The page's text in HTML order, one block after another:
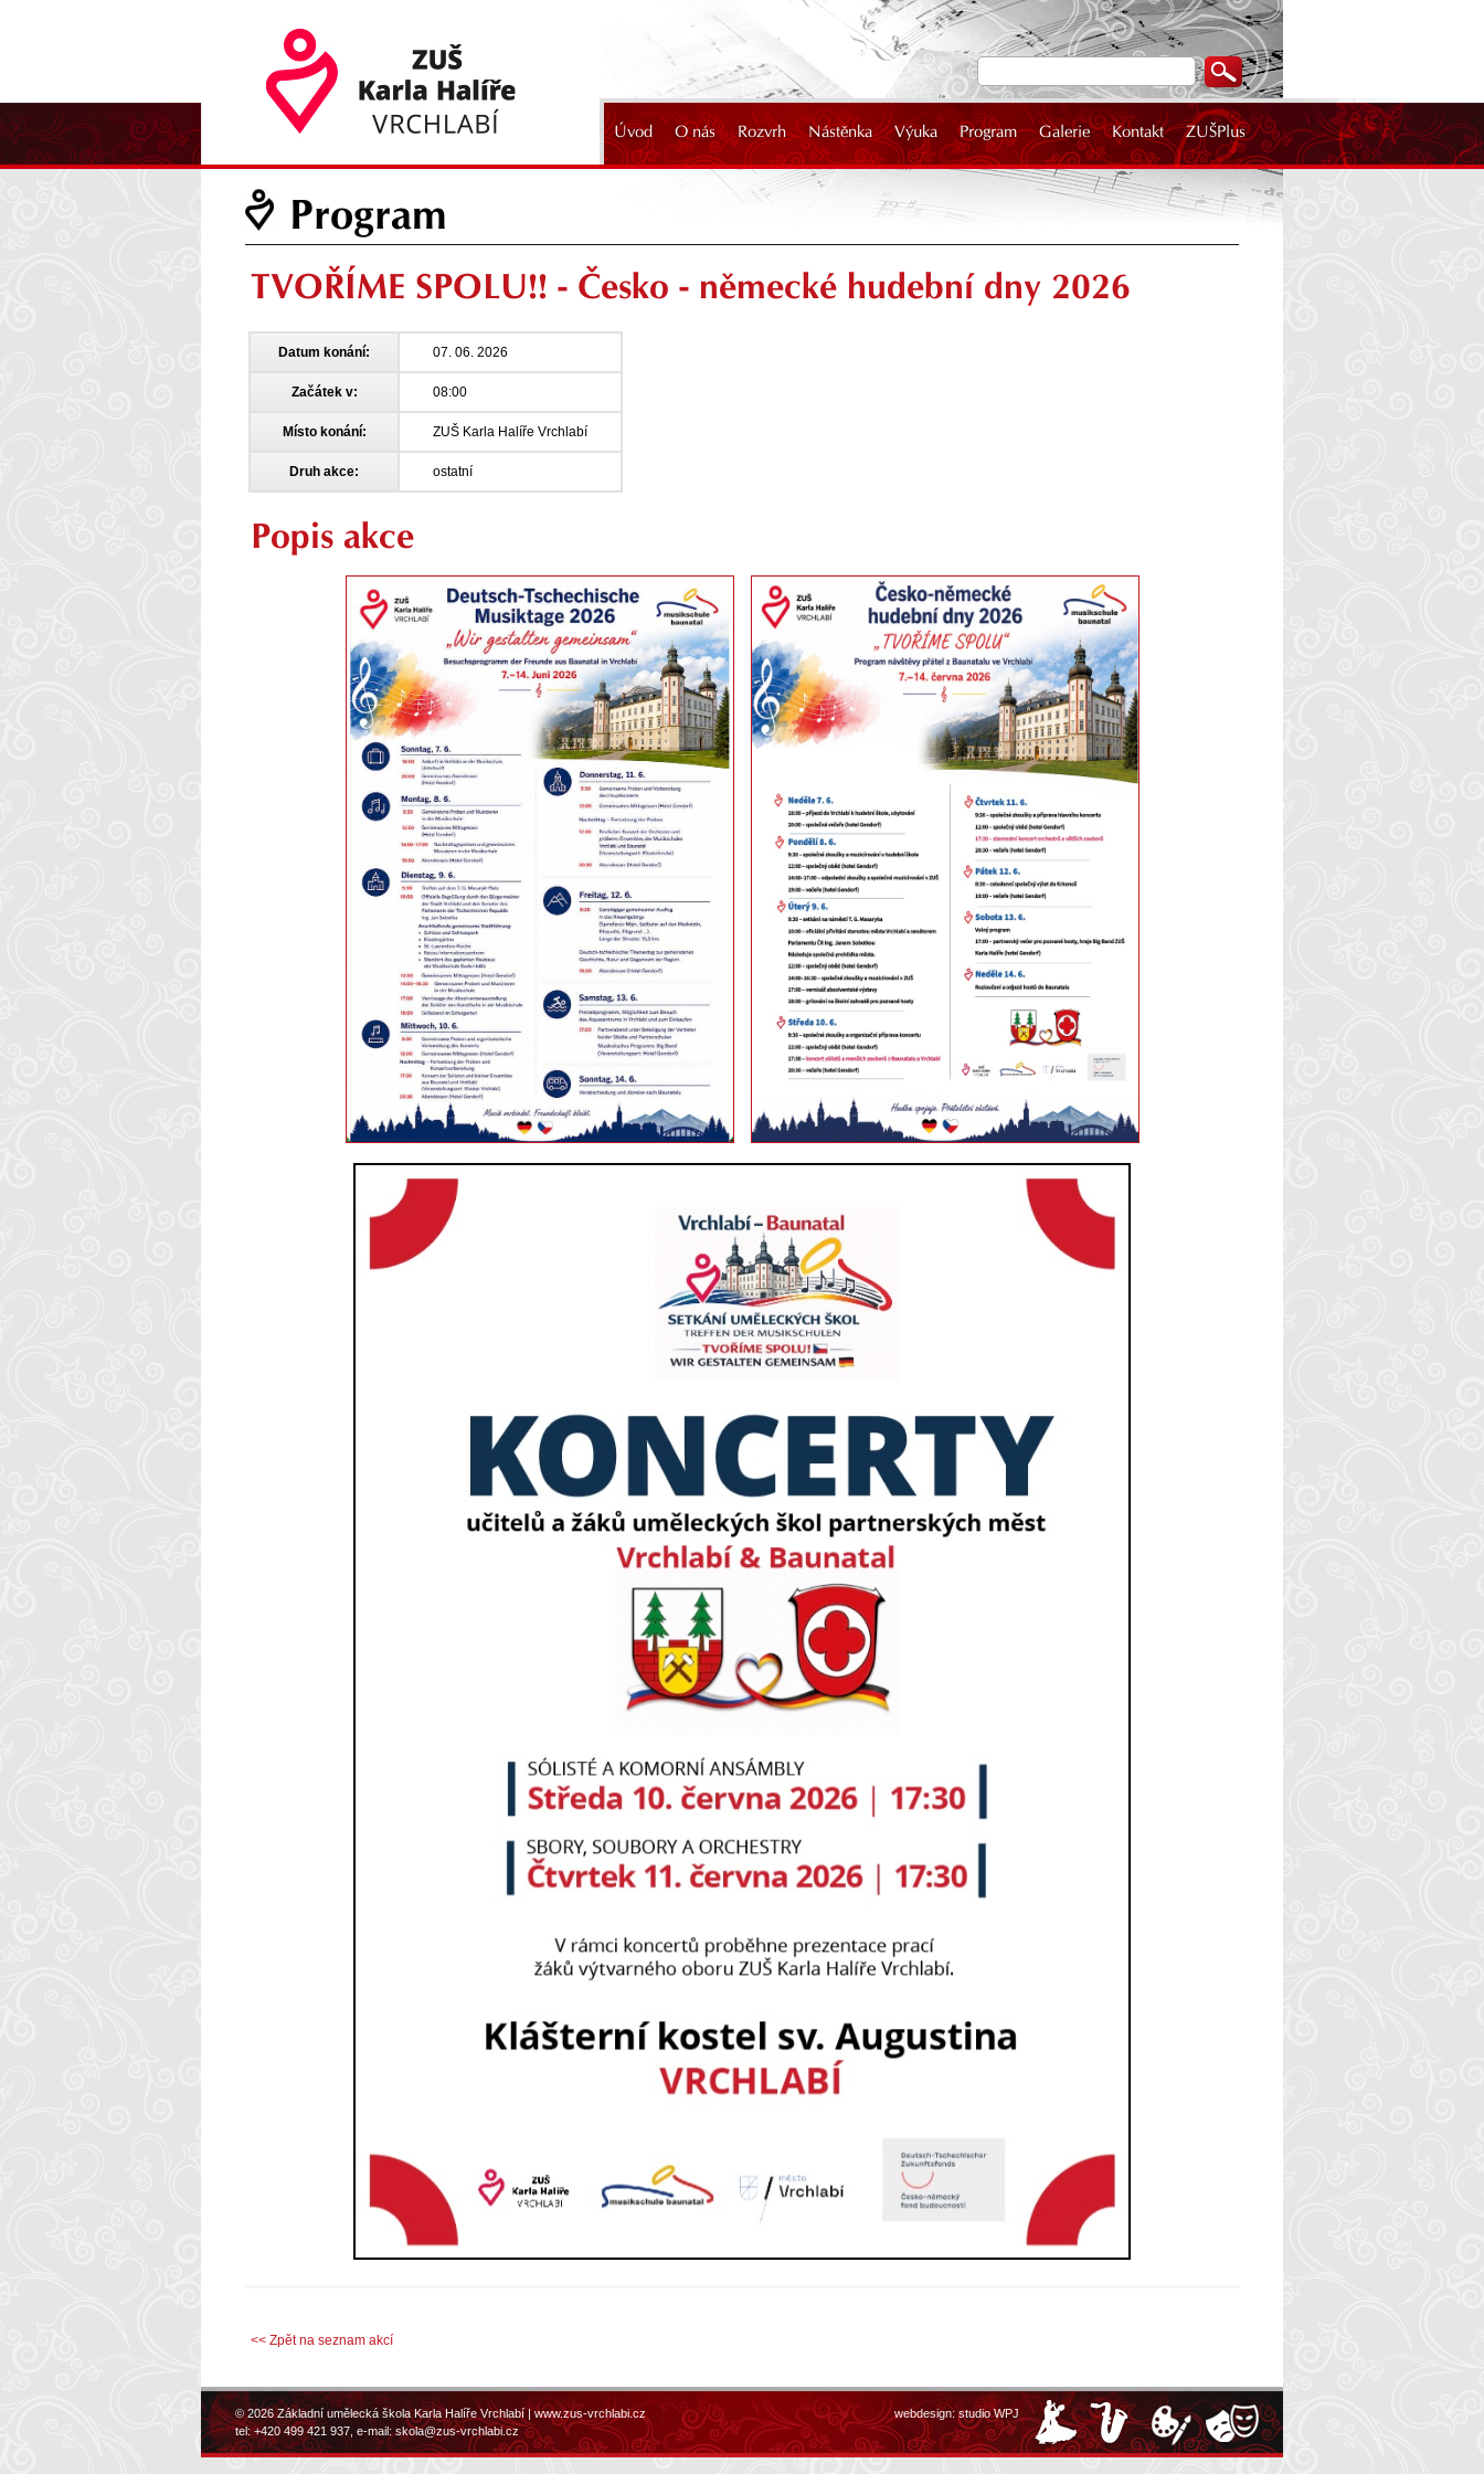
Úvod O nás Rozvrh Nástěnka Výuka Program Galerie Kontakt ZUŠPlus
Program
TVOŘÍME SPOLU!! - Česko - německé hudební dny 2026
Datum konání: 07. 06. 2026
Začátek v: 08:00
Místo konání: ZUŠ Karla Halíře Vrchlabí
Druh akce: ostatní
Popis akce
<< Zpět na seznam akcí
webdesign:studio WPJ
© 2026 Základní umělecká škola Karla Halíře Vrchlabí |www.zus-vrchlabi.cz
tel: +420 499 421 937, e-mail:skola@zus-vrchlabi.cz